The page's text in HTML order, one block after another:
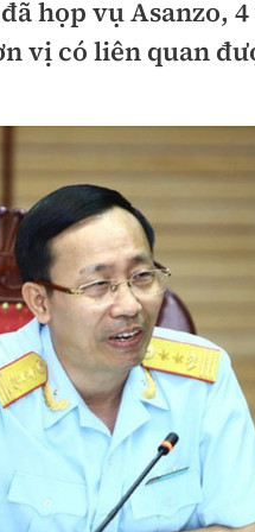
Đường thủy
Nhà thầu
Mời thầu - Đấu
Thi viết về
thông
Thể thao
Bóng đá
họp vụ Asanzo,
vị có liên quan